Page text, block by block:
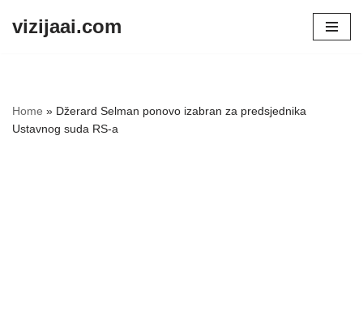
vizijaai.com
Home » Džerard Selman ponovo izabran za predsjednika
Ustavnog suda RS-a